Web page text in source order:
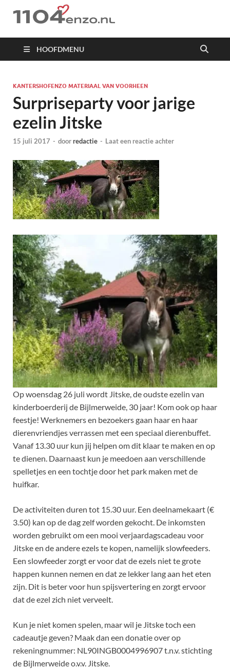
1104 en zo
HOOFDMENU
KANTERSHOFENZO MATERIAAL VAN VOORHEEN
Surpriseparty voor jarige
ezelin Jitske
15 juli 2017 - doorredactie - Laat een reactie achter
Op woensdag 26 juli wordt Jitske, de oudste ezelin van
kinderboerderij de Bijlmerweide, 30 jaar! Kom ook op haar
feestje! Werknemers en bezoekers gaan haar en haar
dierenvriendjes verrassen met een speciaal dierenbuffet.
Vanaf 13.30 uur kun jij helpen om dit klaar te maken en op
te dienen. Daarnaast kun je meedoen aan verschillende
spelletjes en een tochtje door het park maken met de
huifkar.
De activiteiten duren tot 15.30 uur. Een deelnamekaart (€
3.50) kan op de dag zelf worden gekocht. De inkomsten
worden gebruikt om een mooi verjaardagscadeau voor
Jitske en de andere ezels te kopen, namelijk slowfeeders.
Een slowfeeder zorgt er voor dat de ezels niet te grote
happen kunnen nemen en dat ze lekker lang aan het eten
zijn. Dit is beter voor hun spijsvertering en zorgt ervoor
dat de ezel zich niet verveelt.
Kun je niet komen spelen, maar wil je Jitske toch een
cadeautje geven? Maak dan een donatie over op
rekeningnummer: NL90INGB0004996907 t.n.v. stichting
de Bijlmerweide o.v.v. Jitske.